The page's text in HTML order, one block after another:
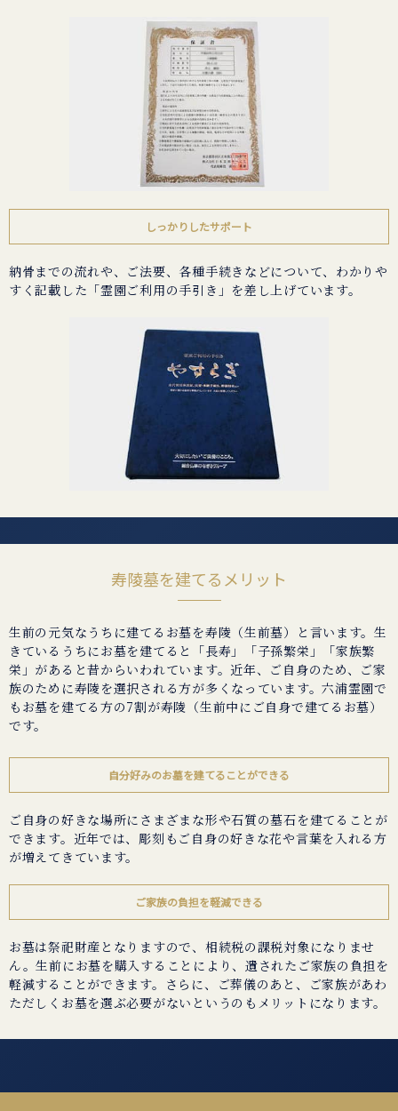
しっかりしたサポート
納骨までの流れや、ご法要、各種手続きなどについて、わかりや
すく記載した「霊園ご利用の手引き」を差し上げています。
寿陵墓を建てるメリット
生前の元気なうちに建てるお墓を寿陵（生前墓）と言います。生
きているうちにお墓を建てると「長寿」「子孫繁栄」「家族繁
栄」があると昔からいわれています。近年、ご自身のため、ご家
族のために寿陵を選択される方が多くなっています。六浦霊園で
もお墓を建てる方の7割が寿陵（生前中にご自身で建てるお墓）
です。
自分好みのお墓を建てることができる
ご自身の好きな場所にさまざまな形や石質の墓石を建てることが
できます。近年では、彫刻もご自身の好きな花や言葉を入れる方
が増えてきています。
ご家族の負担を軽減できる
お墓は祭祀財産となりますので、相続税の課税対象になりませ
ん。生前にお墓を購入することにより、遺されたご家族の負担を
軽減することができます。さらに、ご葬儀のあと、ご家族があわ
ただしくお墓を選ぶ必要がないというのもメリットになります。